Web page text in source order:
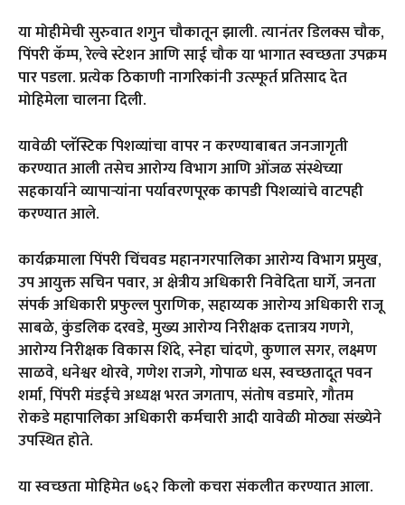
या मोहीमेची सुरुवात शगुन चौकातून झाली. त्यानंतर डिलक्स चौक,
पिंपरी कॅम्प, रेल्वे स्टेशन आणि साई चौक या भागात स्वच्छता उपक्रम
पार पडला. प्रत्येक ठिकाणी नागरिकांनी उत्स्फूर्त प्रतिसाद देत
मोहिमेला चालना दिली.
यावेळी प्लॅस्टिक पिशव्यांचा वापर न करण्याबाबत जनजागृती
करण्यात आली तसेच आरोग्य विभाग आणि ओंजळ संस्थेच्या
सहकार्याने व्यापाऱ्यांना पर्यावरणपूरक कापडी पिशव्यांचे वाटपही
करण्यात आले.
कार्यक्रमाला पिंपरी चिंचवड महानगरपालिका आरोग्य विभाग प्रमुख,
उप आयुक्त सचिन पवार, अ क्षेत्रीय अधिकारी निवेदिता घार्गे, जनता
संपर्क अधिकारी प्रफुल्ल पुराणिक, सहाय्यक आरोग्य अधिकारी राजू
साबळे, कुंडलिक दरवडे, मुख्य आरोग्य निरीक्षक दत्तात्रय गणगे,
आरोग्य निरीक्षक विकास शिंदे, स्नेहा चांदणे, कुणाल सगर, लक्ष्मण
साळवे, धनेश्वर थोरवे, गणेश राजगे, गोपाळ धस, स्वच्छतादूत पवन
शर्मा, पिंपरी मंडईचे अध्यक्ष भरत जगताप, संतोष वडमारे, गौतम
रोकडे महापालिका अधिकारी कर्मचारी आदी यावेळी मोठ्या संख्येने
उपस्थित होते.
या स्वच्छता मोहिमेत ७६२ किलो कचरा संकलीत करण्यात आला.